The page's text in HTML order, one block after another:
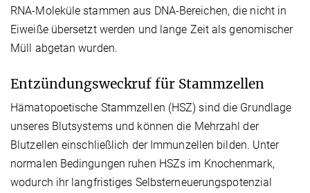
RNA-Moleküle stammen aus DNA-Bereichen, die nicht in
Eiweiße übersetzt werden und lange Zeit als genomischer
Müll abgetan wurden.
Entzündungsweckruf für Stammzellen
Hämatopoetische Stammzellen (HSZ) sind die Grundlage
unseres Blutsystems und können die Mehrzahl der
Blutzellen einschließlich der Immunzellen bilden. Unter
normalen Bedingungen ruhen HSZs im Knochenmark,
wodurch ihr langfristiges Selbsterneuerungspotenzial